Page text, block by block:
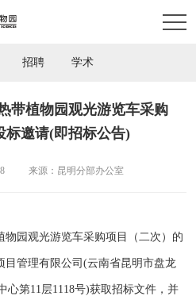
招聘 学术
带植物园观光游览车采购
标邀请(即招标公告)
来源：昆明分部办公室
园观光游览车采购项目（二次）的
目管理有限公司 (云南省昆明市盘龙
心第11层1118号)获取招标文件，并